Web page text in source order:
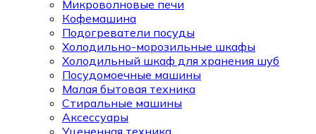
Микроволновые печи
Кофемашина
Подогреватели посуды
Холодильно-морозильные шкафы
Холодильный шкаф для хранения шуб
Посудомоечные машины
Малая бытовая техника
Стиральные машины
Аксессуары
Уцененная техника